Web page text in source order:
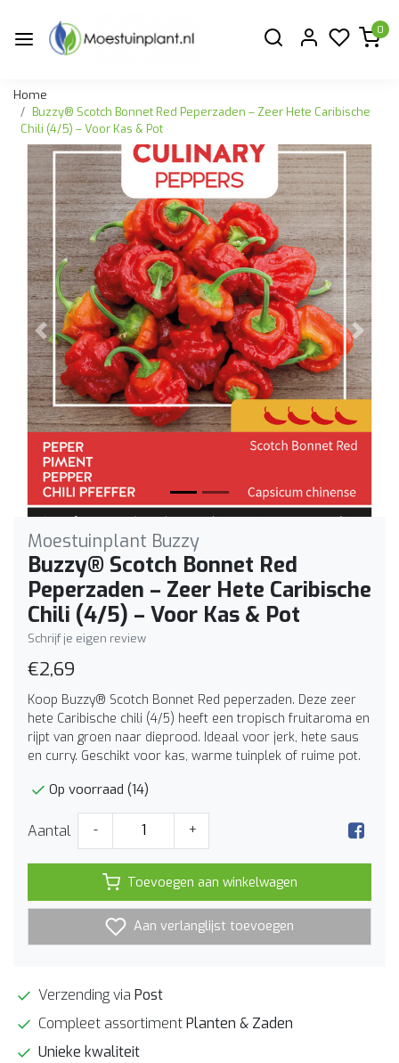
0
Home
Buzzy® Scotch Bonnet Red Peperzaden – Zeer Hete Caribische
Chili (4/5) – Voor Kas & Pot
Vorige
Moestuinplant Buzzy
Buzzy® Scotch Bonnet Red
Peperzaden – Zeer Hete Caribische
Chili (4/5) – Voor Kas & Pot
Schrijf je eigen review
€2,69
Koop Buzzy® Scotch Bonnet Red peperzaden. Deze zeer
hete Caribische chili (4/5) heeft een tropisch fruitaroma en
rijpt van groen naar dieprood. Ideaal voor jerk, hete saus
en curry. Geschikt voor kas, warme tuinplek of ruime pot.
Op voorraad (14)
Aantal - +
Toevoegen aan winkelwagen
Aan verlanglijst toevoegen
Verzending via Post
Compleet assortimentPlanten & Zaden
Unieke kwaliteit